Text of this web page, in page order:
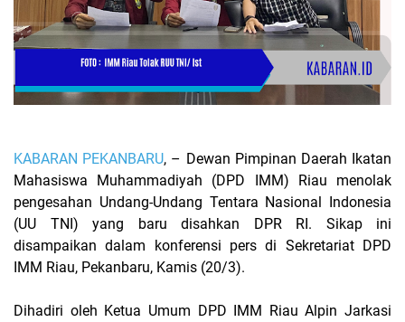
KABARAN PEKANBARU, – Dewan Pimpinan Daerah Ikatan
Mahasiswa Muhammadiyah (DPD IMM) Riau menolak
pengesahan Undang-Undang Tentara Nasional Indonesia
(UU TNI) yang baru disahkan DPR RI. Sikap ini
disampaikan dalam konferensi pers di Sekretariat DPD
IMM Riau, Pekanbaru, Kamis (20/3).
Dihadiri oleh Ketua Umum DPD IMM Riau Alpin Jarkasi